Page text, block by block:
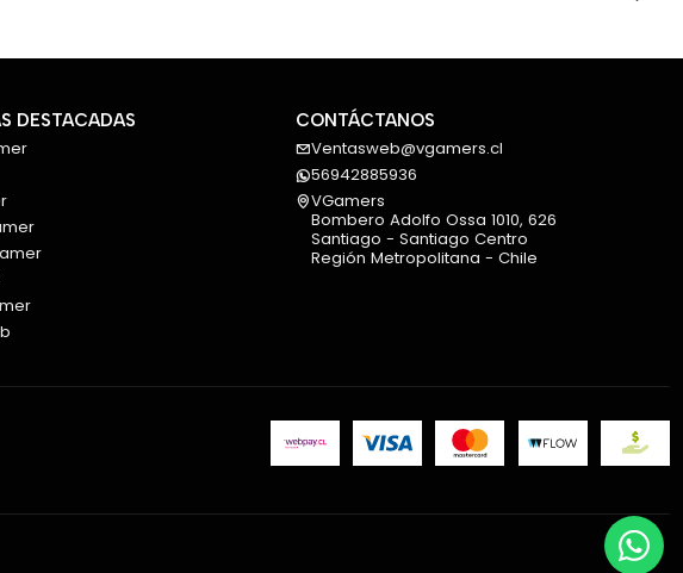
DESTACADAS CONTÁCTANOS
Ventasweb@vgamers.cl
56942885936
VGamers
Bombero Adolfo Ossa 1010, 626
Santiago - Santiago Centro
Región Metropolitana - Chile